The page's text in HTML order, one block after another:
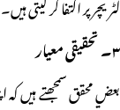
۳۔ تحقیقی معیار
بعض محقق سمجھتے ہیں